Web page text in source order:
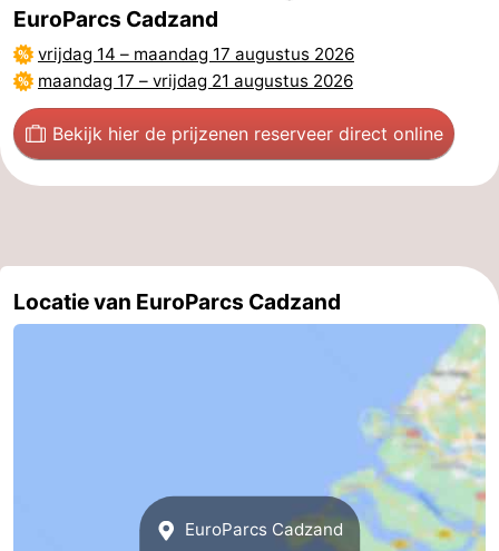
EuroParcs Cadzand
vrijdag 14 – maandag 17 augustus 2026
maandag 17 – vrijdag 21 augustus 2026
Bekijk hier de prijzenen reserveer direct online
Locatie van EuroParcs Cadzand
EuroParcs Cadzand